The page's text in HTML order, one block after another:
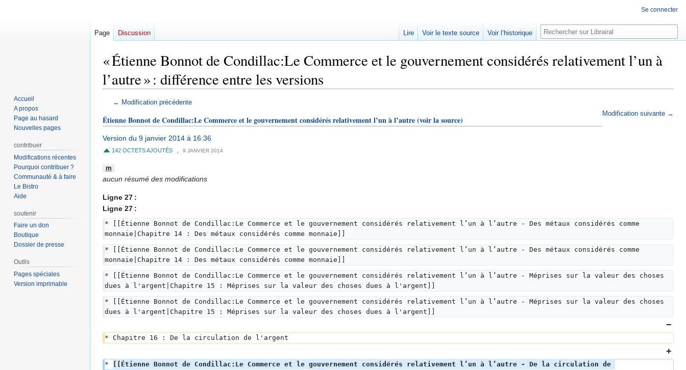
« Étienne Bonnot de Condillac:Le Commerce et le gouvernement considérés relativement l’un à
l’autre » : différence entre les versions
Aller
la
navigation
Aller
la
recherche
← Modification précédente
Modification suivante →
Étienne Bonnot de Condillac:Le Commerce et le gouvernement considérés relativement l’un à l’autre(voir la source)
Version du 9 janvier 2014 à 16:36
142 OCTETS AJOUTÉS 9 JANVIER 2014
m
aucun résumé des modifications
Ligne 27 :
Ligne 27 :
* [[Étienne Bonnot de Condillac:Le Commerce et le gouvernement considérés relativement l’un à l’autre - Des métaux considérés comme
monnaie|Chapitre 14 : Des métaux considérés comme monnaie]]
* [[Étienne Bonnot de Condillac:Le Commerce et le gouvernement considérés relativement l’un à l’autre - Des métaux considérés comme
monnaie|Chapitre 14 : Des métaux considérés comme monnaie]]
* [[Étienne Bonnot de Condillac:Le Commerce et le gouvernement considérés relativement l’un à l’autre - Méprises sur la valeur des choses
dues à l'argent|Chapitre 15 : Méprises sur la valeur des choses dues à l'argent]]
* [[Étienne Bonnot de Condillac:Le Commerce et le gouvernement considérés relativement l’un à l’autre - Méprises sur la valeur des choses
dues à l'argent|Chapitre 15 : Méprises sur la valeur des choses dues à l'argent]]
* Chapitre 16 : De la circulation de l'argent
*
[[Étienne Bonnot de Condillac:Le Commerce et le gouvernement considérés relativement l’un à l’autre - De la circulation de
Se connecter
Page Discussion Lire Voir le texte source Voir l’historique Rechercher
Accueil
A propos
Page au hasard
Nouvelles pages
contribuer
Modifications récentes
Pourquoi contribuer ?
Communauté & à faire
Le Bistro
Aide
soutenir
Faire un don
Boutique
Dossier de presse
Outils
Pages spéciales
Version imprimable